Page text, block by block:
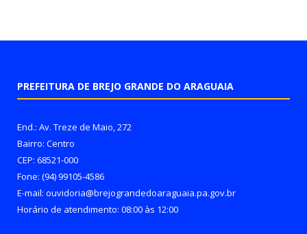
PREFEITURA DE BREJO GRANDE DO ARAGUAIA
End.: Av. Treze de Maio, 272
Bairro: Centro
CEP: 68521-000
Fone: (94) 99105-4586
E-mail: ouvidoria@brejograndedoaraguaia.pa.gov.br
Horário de atendimento: 08:00 às 12:00